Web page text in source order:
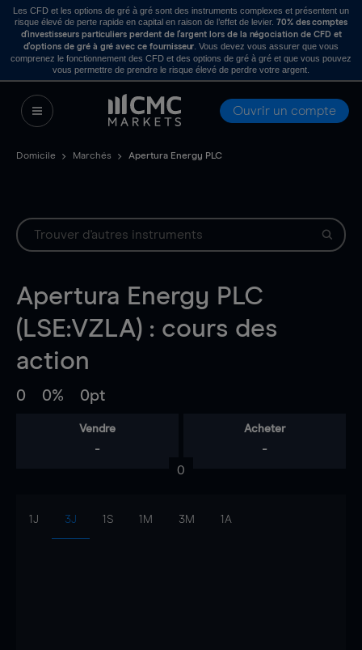
Les CFD et les options de gré à gré sont des instruments complexes et présentent un
risque élevé de perte rapide en capital en raison de l’effet de levier. 70% des comptes
d’investisseurs particuliers perdent de l’argent lors de la négociation de CFD et
d’options de gré à gré avec ce fournisseur . Vous devez vous assurer que vous
comprenez le fonctionnement des CFD et des options de gré à gré et que vous pouvez
vous permettre de prendre le risque élevé de perdre votre argent.
Ouvrir un compte
Domicile Marchés Apertura Energy PLC
Apertura Energy PLC
(LSE:VZLA) : cours des
action
0 0% 0pt
Vendre
-
Acheter
-
0
1J 3J 1S 1M 3M 1A